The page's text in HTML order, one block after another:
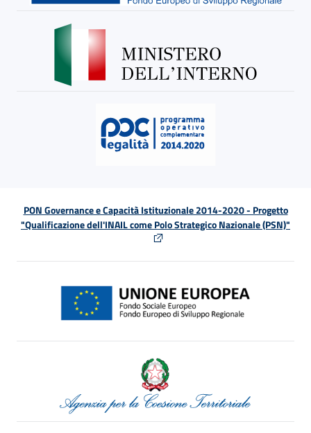
PON Governance e Capacità Istituzionale 2014-2020 - Progetto
"Qualificazione dell'INAIL come Polo Strategico Nazionale (PSN)"